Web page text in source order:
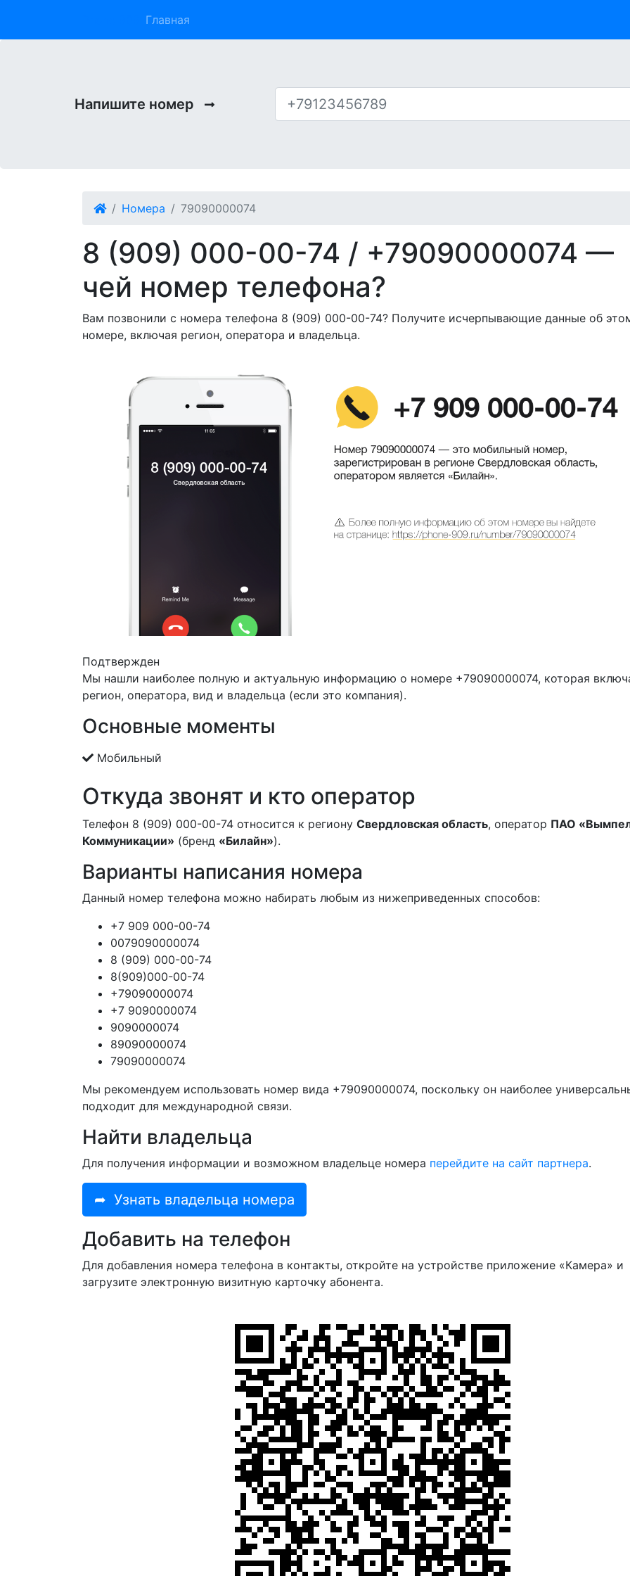
Главная
Напишите номер
Номера 79090000074
8 (909) 000-00-74 / +79090000074 —
чей номер телефона?
Вам позвонили с номера телефона 8 (909) 000-00-74? Получите исчерпывающие данные об
номере, включая регион, оператора и владельца.
Подтвержден
Мы нашли наиболее полную и актуальную информацию о номере +79090000074, которая
регион, оператора, вид и владельца (если это компания).
Основные моменты
Мобильный
Откуда звонят и кто оператор
Телефон 8 (909) 000-00-74 относится к региону Свердловская область, оператор ПАО
Коммуникации» (бренд «Билайн»).
Варианты написания номера
Данный номер телефона можно набирать любым из нижеприведенных способов:
+7 909 000-00-74
0079090000074
8 (909) 000-00-74
8(909)000-00-74
+79090000074
+7 9090000074
9090000074
89090000074
79090000074
Мы рекомендуем использовать номер вида +79090000074, поскольку он наиболее
подходит для международной связи.
Найти владельца
Для получения информации и возможном владельце номера перейдите на сайт партнера.
➦ Узнать владельца номера
Добавить на телефон
Для добавления номера телефона в контакты, откройте на устройстве приложение «Камера» и
загрузите электронную визитную карточку абонента.